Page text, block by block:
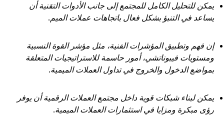
للتحليل الكامل للمجتمع إلى جانب الأدوات التقنية أن
في التنبؤ بشكل فعال باتجاهات عملات الميم.
فهم وتطبيق المؤشرات الفنية، مثل مؤشر القوة النسبية
فيبوناتشي، أمور حاسمة للاستراتيجيات المتعلقة
الدخول والخروج في تداول العملات الميمية.
لبناء شبكات قوية داخل مجتمع العملات الرقمية أن يوفر
مبكرة ومزايا في استثمارات العملات الميمية.